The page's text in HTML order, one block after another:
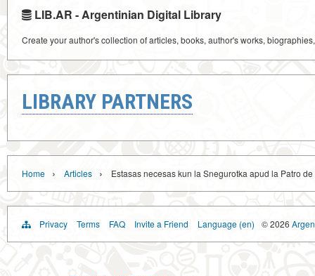
LIB.AR - Argentinian Digital Library
Create your author's collection of articles, books, author's works,
LIBRARY PARTNERS
Home › Articles › Estasas necesas kun la Snegurotka apud la Patro
Privacy Terms FAQ Invite a Friend Language (en) © 2026